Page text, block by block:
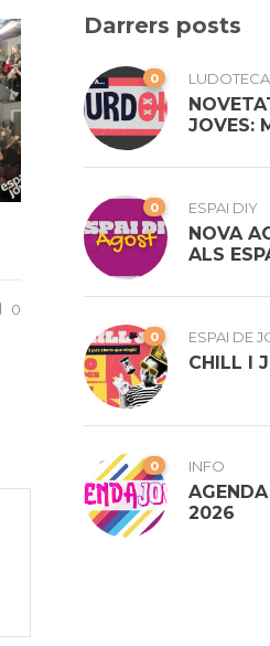
0
Darrers posts
0 LUDOTECA
JOVES:
0 ESPAI DIY
NOVA
ALS
0 ESPAI DE
CHILL I
0 INFO
2026